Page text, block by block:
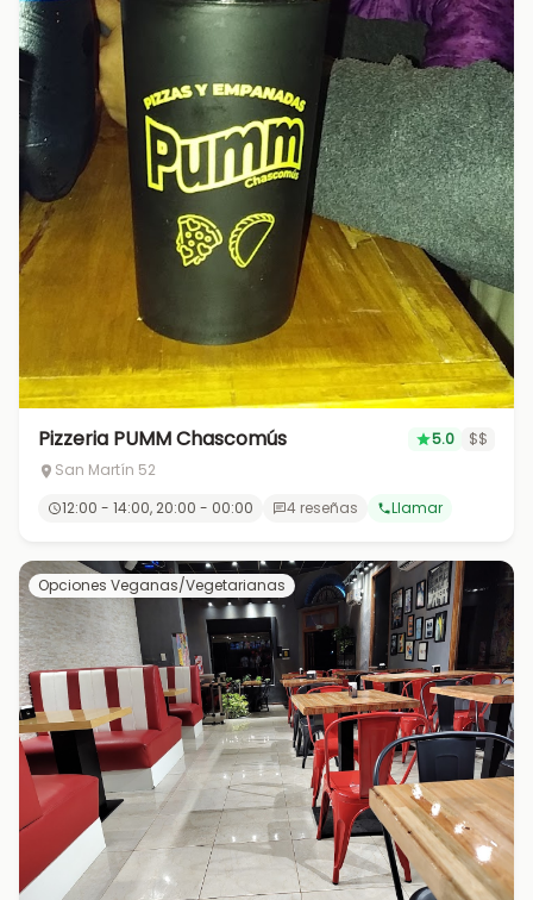
Pizzeria PUMM Chascomús 5.0
$$
San Martín 52
12:00 - 14:00, 20:00 - 00:00
4 reseñas Llamar
Opciones Veganas/Vegetarianas